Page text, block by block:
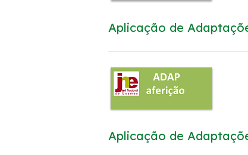
Aplicação de
Aplicação de